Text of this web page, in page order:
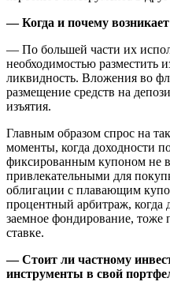
— Когда и почему
— По большей части их
необходимостью
ликвидность. Вложения во
размещение средств на
изъятия.
Главным образом спрос на
моменты, когда доходности
фиксированным купоном не
привлекательными для
облигации с плавающим
процентный арбитраж, когда
заемное фондирование, тоже
ставке.
— Стоит ли частному
инструменты в свой